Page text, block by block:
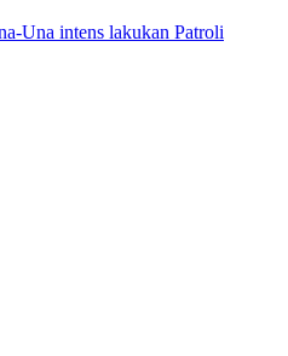
Una intens lakukan Patroli